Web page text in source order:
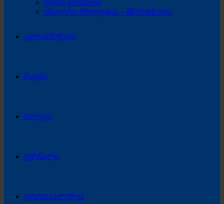
დიდი ათიანები
უმადური პროფესია – მწვრთნელი
კალათბურთი
რაგბი
ბლოგი
ჟურნალი
ფოტოგალერეა